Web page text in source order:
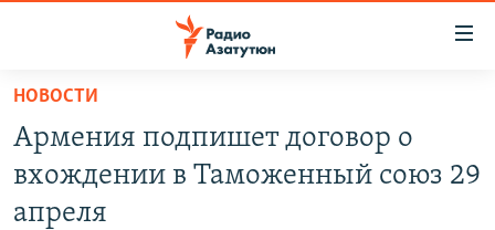
Перейти
основному
содержанию
НОВОСТИ
НОВОСТИ
Армения подпишет договор о
вхождении в Таможенный союз 29
апреля